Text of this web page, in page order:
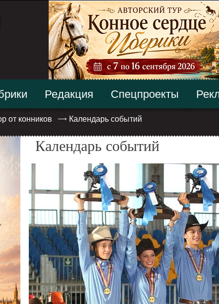
от конников Календарь событий
Редакция Спецпроекты
Календарь событий